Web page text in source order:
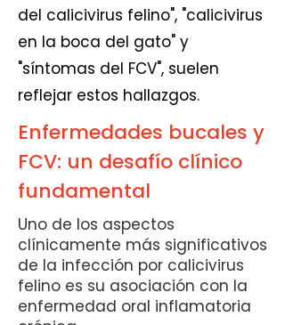
del calicivirus felino", "calicivirus
en la boca del gato" y
"síntomas del FCV", suelen
reflejar estos hallazgos.
Enfermedades bucales y
FCV: un desafío clínico
fundamental
Uno de los aspectos
clínicamente más significativos
de la infección por calicivirus
felino es su asociación con la
enfermedad oral inflamatoria